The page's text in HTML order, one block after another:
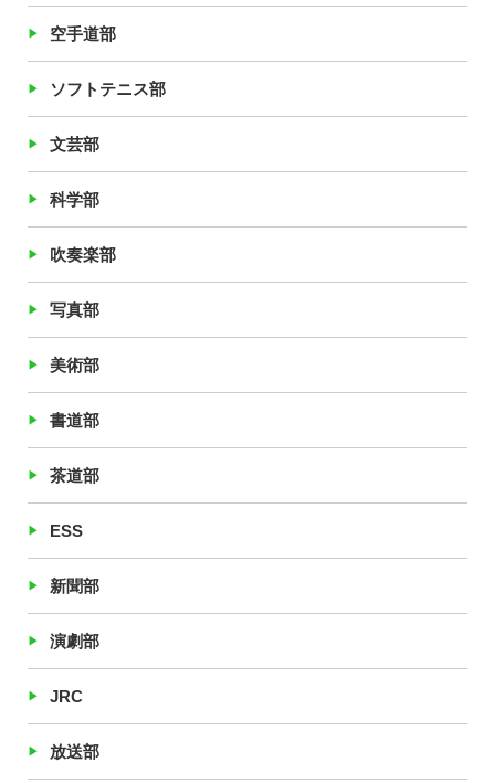
空手道部
ソフトテニス部
文芸部
科学部
吹奏楽部
写真部
美術部
書道部
茶道部
ESS
新聞部
演劇部
JRC
放送部